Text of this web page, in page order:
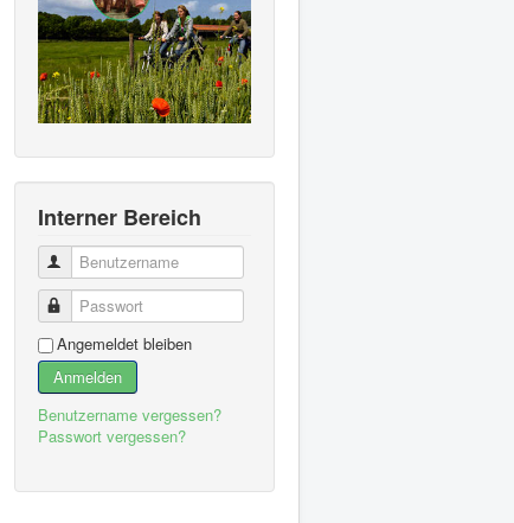
Interner Bereich
Benutzername
Passwort
Angemeldet bleiben
Anmelden
Benutzername vergessen?
Passwort vergessen?